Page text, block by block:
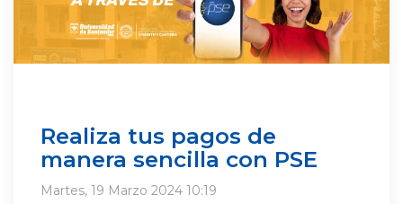
Realiza tus pagos de
manera sencilla con PSE
Martes, 19 Marzo 2024 10:19